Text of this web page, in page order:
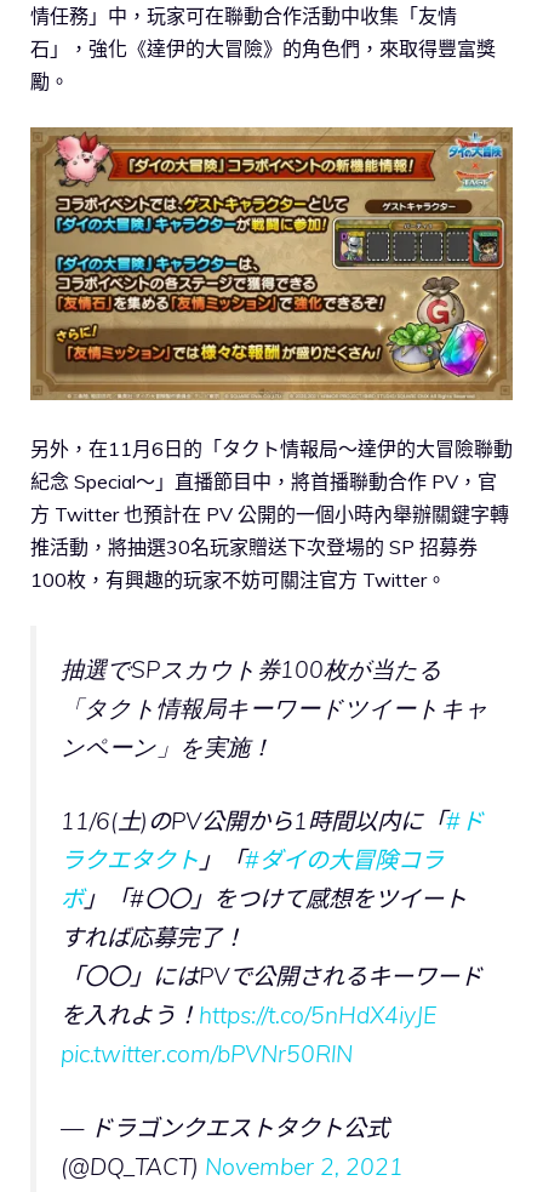
情任務」中，玩家可在聯動合作活動中收集「友情
石」，強化《達伊的大冒險》的角色們，來取得豐富獎
勵。
另外，在11月6日的「タクト情報局～達伊的大冒險聯動
紀念 Special～」直播節目中，將首播聯動合作 PV，官
方 Twitter 也預計在 PV 公開的一個小時內舉辦關鍵字轉
推活動，將抽選30名玩家贈送下次登場的 SP 招募券
100枚，有興趣的玩家不妨可關注官方 Twitter。
抽選でSPスカウト券100枚が当たる
「タクト情報局キーワードツイートキャ
ンペーン」を実施！
11/6(土)のPV公開から1時間以内に「#ド
ラクエタクト 」「#ダイの大冒険コラ
ボ」「#〇〇」をつけて感想をツイート
すれば応募完了！
「〇〇」にはPVで公開されるキーワード
を入れよう！ https://t.co/5nHdX4iyJE
pic.twitter.com/bPVNr50RlN
— ドラゴンクエストタクト公式
(@DQ_TACT) November 2, 2021